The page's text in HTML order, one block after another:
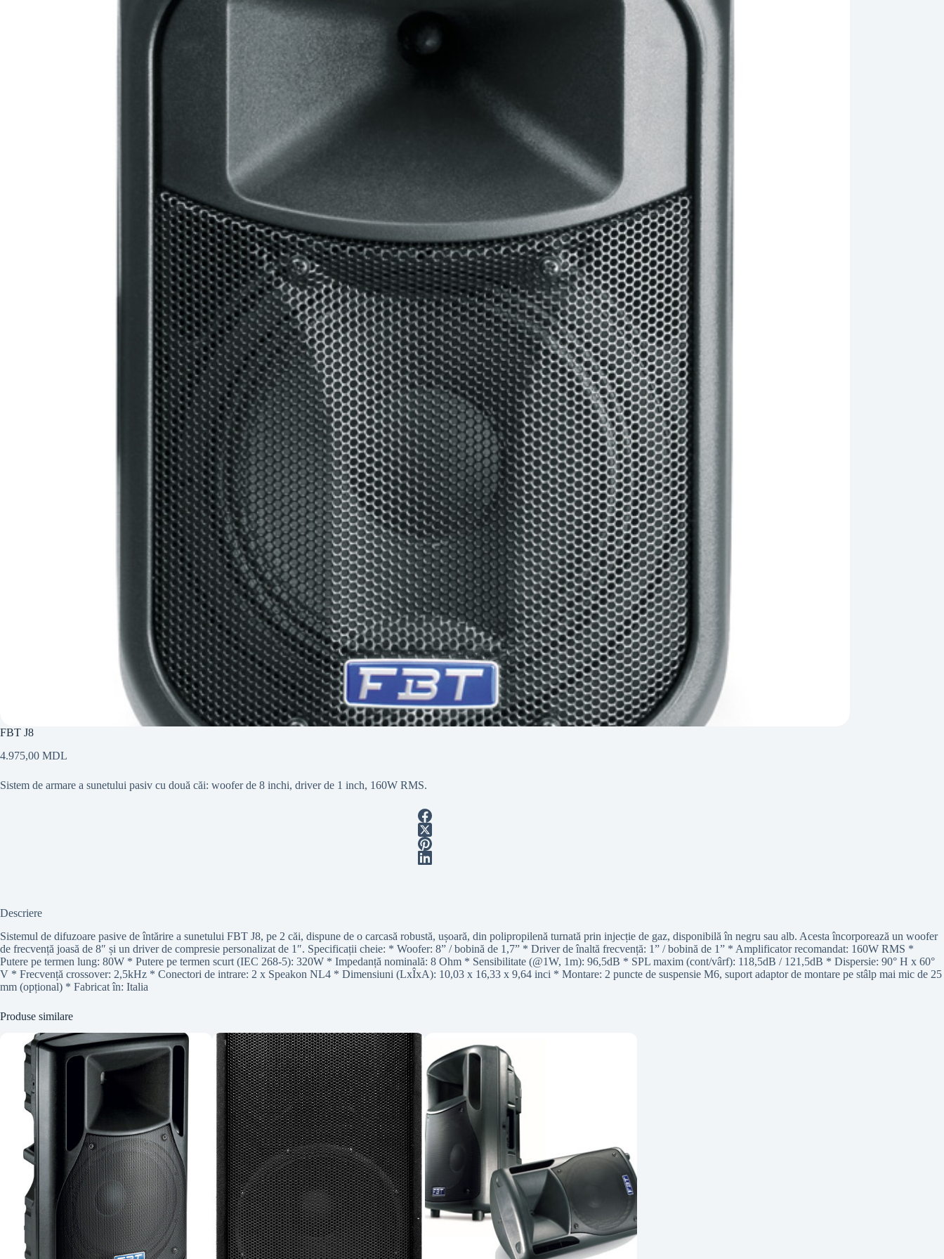
FBT J8
4.975,00 MDL
Sistem de armare a sunetului pasiv cu două căi: woofer de 8 inchi, driver de 1 inch, 160W RMS.
Descriere
Sistemul de difuzoare pasive de întărire a sunetului FBT J8, pe 2 căi, dispune de o carcasă robustă, ușoară, din polipropilenă turnată prin injecție de gaz, disponibilă în negru sau alb. Acesta încorporează un woofer
de frecvență joasă de 8″ și un driver de compresie personalizat de 1″. Specificații cheie: * Woofer: 8” / bobină de 1,7” * Driver de înaltă frecvență: 1” / bobină de 1” * Amplificator recomandat: 160W RMS *
Putere pe termen lung: 80W * Putere pe termen scurt (IEC 268-5): 320W * Impedanță nominală: 8 Ohm * Sensibilitate (@1W, 1m): 96,5dB * SPL maxim (cont/vârf): 118,5dB / 121,5dB * Dispersie: 90° H x 60°
V * Frecvență crossover: 2,5kHz * Conectori de intrare: 2 x Speakon NL4 * Dimensiuni (LxÎxA): 10,03 x 16,33 x 9,64 inci * Montare: 2 puncte de suspensie M6, suport adaptor de montare pe stâlp mai mic de 25
mm (opțional) * Fabricat în: Italia
Produse similare